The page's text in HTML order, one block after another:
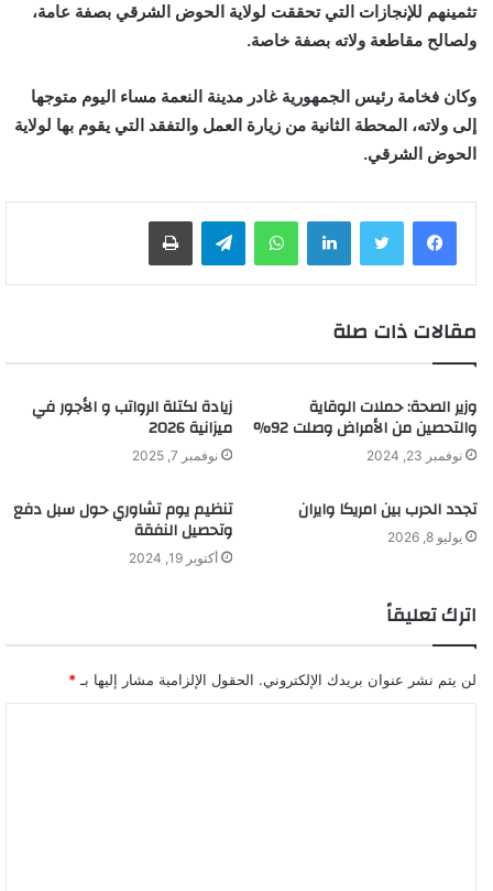
تثمينهم للإنجازات التي تحققت لولاية الحوض الشرقي بصفة عامة،
ولصالح مقاطعة ولاته بصفة خاصة.
وكان فخامة رئيس الجمهورية غادر مدينة النعمة مساء اليوم متوجها
إلى ولاته، المحطة الثانية من زيارة العمل والتفقد التي يقوم بها لولاية
الحوض الشرقي.
لينكدإن واتساب
مقالات ذات صلة
وزير الصحة: حملات الوقاية
والتحصين من الأمراض وصلت 92%
نوفمبر 23, 2024
زيادة لكتلة الرواتب و الأجور في
ميزانية 2026
نوفمبر 7, 2025
تجدد الحرب بين امريكا وايران
يوليو 8, 2026
تنظيم يوم تشاوري حول سبل دفع
وتحصيل النفقة
أكتوبر 19, 2024
اترك تعليقاً
لن يتم نشر عنوان بريدك الإلكتروني. الحقول الإلزامية مشار إليها بـ *